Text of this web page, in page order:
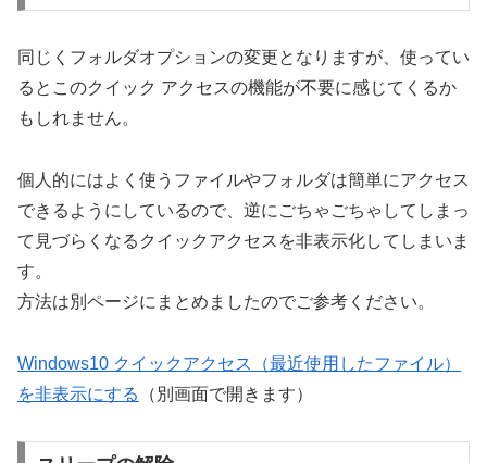
同じくフォルダオプションの変更となりますが、使ってい
るとこのクイック アクセスの機能が不要に感じてくるか
もしれません。
個人的にはよく使うファイルやフォルダは簡単にアクセス
できるようにしているので、逆にごちゃごちゃしてしまっ
て見づらくなるクイックアクセスを非表示化してしまいま
す。
方法は別ページにまとめましたのでご参考ください。
Windows10 クイックアクセス（最近使用したファイル）
を非表示にする
（別画面で開きます）